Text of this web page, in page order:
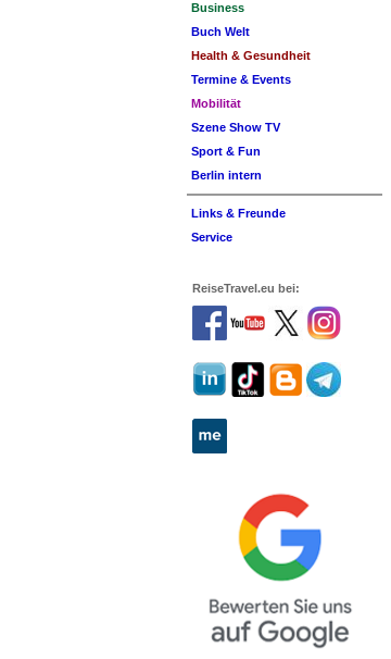
Business
Buch Welt
Health & Gesundheit
Termine & Events
Mobilität
Szene Show TV
Sport & Fun
Berlin intern
Links & Freunde
Service
ReiseTravel.eu bei: